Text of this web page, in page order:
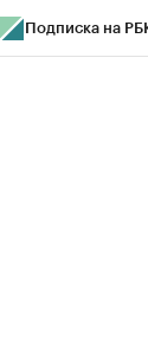
Подписка на